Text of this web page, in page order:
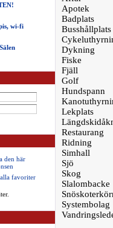
wi-fi
den här
favoriter
Apotek
Badplats
Busshållplats
Dykning
Fiske
Fjäll
Golf
Hundspann
Lekplats
Restaurang
Ridning
Simhall
Sjö
Skog
Slalombacke
Systembolag